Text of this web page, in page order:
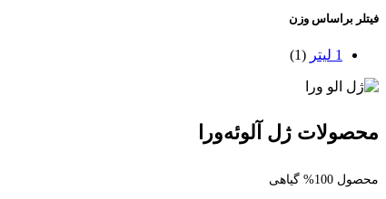
فیتلر براساس وزن
1 لیتر (1)
محصولات ژل آلوئه‌ورا
محصول 100% گیاهی